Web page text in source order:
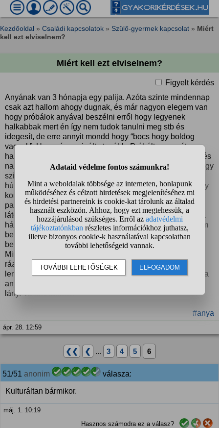
Kezdőoldal » Családi kapcsolatok » Szülő-gyermek kapcsolat » Miért
kell ezt elviselnem?
Miért kell ezt elviselnem?
Figyelt kérdés
Anyának van 3 hónapja egy palija. Azóta szinte mindennap
csak azt hallom ahogy dugnak, és már nagyon elegem van
hogy próbálok anyával beszélni erről hogy legyenek
halkabbak mert én így nem tudok tanulni meg stb és
idegesít, de erre annyit mondd hogy “bocs hogy boldog
vagyok”. Ugyanúgy csinálta tovább. Próbáltam zenét
hallgatni közbe, akkor le is nyugodtak. Volt hogy aludtam és
nagyba az éjszaka közepén anyám nyögésére kelek fel (egy
szintes ház, 2 szobával arrébb van a hálószobája), párnát
húztam a fejemre és úgy aludtam el. Meg olyan is volt hogy
korábban hazajöttem suliból és nem tudtam hogy anya
pasija is itt van, és amikor benyitottam a bejárati ajtón azt
látom hogy anya és a pasija ott dugnak. Annyira elkapott a
hányinger hogy bevágtam az ajtót és a hátsó ajtón mentem
be. Anyáék persze nem láttak semmit ebből. Aztán mikor
benyitott a szobámba anya elkezdi “Te mikor értél haza?”.
Mindegy a lényeg hogy már nem bírom elviselni ezt,
ráadásul nem is nagyon kedvelem a pasit, mert nagyon
lenéz és ordítozik velem apró hülyeségeken. Totál elkábítja
anya fejét, és csak a pénzert van vele. Egyke vagyok és
lány. Valami tanács?
#anya
ápr. 28. 12:59
❮❮ ❮ ... 3 4 5 6
51/51 anonim válasza:
Kulturáltan bármikor.
máj. 1. 10:19
Hasznos számodra ez a válasz?